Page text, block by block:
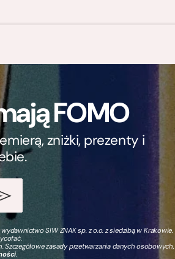
FOMO
zniżki, prezenty i
SIW ZNAK sp. z o.o. z siedzibą w Krakowie.
zasady przetwarzania danych osobowych,
.